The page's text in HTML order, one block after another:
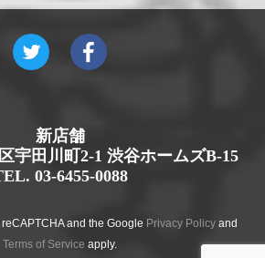
新店舗
宇田川町2-1 渋谷ホームズB-15
03-6455-0088
and the Google Privacy Policyand
Terms of Service apply.